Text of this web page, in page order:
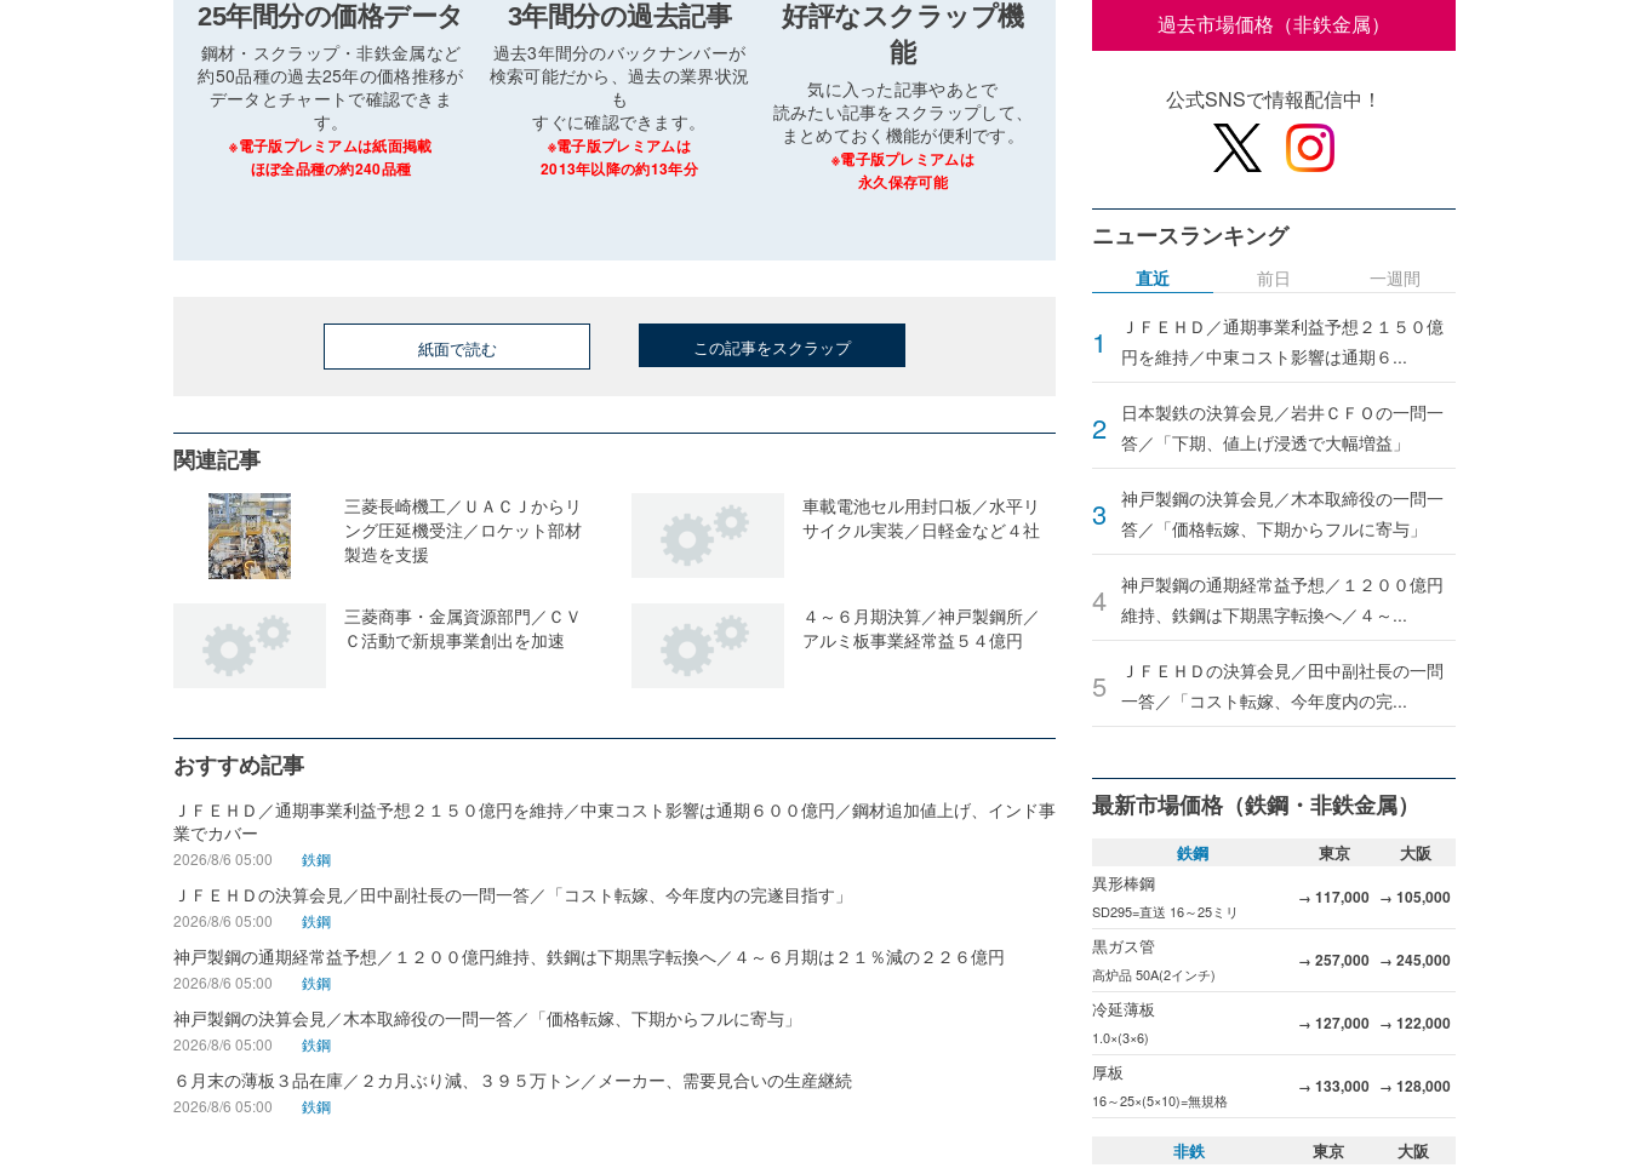
25年間分の価格データ
鋼材・スクラップ・非鉄金属など
約50品種の過去25年の価格推移が
データとチャートで確認できま
す。
※電子版プレミアムは紙面掲載
ほぼ全品種の約240品種
3年間分の過去記事
過去3年間分のバックナンバーが
検索可能だから、過去の業界状況
も
すぐに確認できます。
※電子版プレミアムは
2013年以降の約13年分
好評なスクラップ機
能
気に入った記事やあとで
読みたい記事をスクラップして、
まとめておく機能が便利です。
※電子版プレミアムは
永久保存可能
紙面で読む この記事をスクラップ
関連記事
三菱長崎機工／ＵＡＣＪからリ
ング圧延機受注／ロケット部材
製造を支援
車載電池セル用封口板／水平リ
サイクル実装／日軽金など４社
三菱商事・金属資源部門／ＣＶ
Ｃ活動で新規事業創出を加速
４～６月期決算／神戸製鋼所／
アルミ板事業経常益５４億円
おすすめ記事
ＪＦＥＨＤ／通期事業利益予想２１５０億円を維持／中東コスト影響は通期６００億円／鋼材追加値上げ、インド事
業でカバー
2026/8/6 05:00 鉄鋼
ＪＦＥＨＤの決算会見／田中副社長の一問一答／「コスト転嫁、今年度内の完遂目指す」
2026/8/6 05:00 鉄鋼
神戸製鋼の通期経常益予想／１２００億円維持、鉄鋼は下期黒字転換へ／４～６月期は２１％減の２２６億円
2026/8/6 05:00 鉄鋼
神戸製鋼の決算会見／木本取締役の一問一答／「価格転嫁、下期からフルに寄与」
2026/8/6 05:00 鉄鋼
６月末の薄板３品在庫／２カ月ぶり減、３９５万トン／メーカー、需要見合いの生産継続
2026/8/6 05:00 鉄鋼
過去市場価格（非鉄金属）
公式SNSで情報配信中！
ニュースランキング
直近
ＪＦＥＨＤ／通期事業利益予想２１５０億
円を維持／中東コスト影響は通期６...
日本製鉄の決算会見／岩井ＣＦＯの一問一
答／「下期、値上げ浸透で大幅増益」
神戸製鋼の決算会見／木本取締役の一問一
答／「価格転嫁、下期からフルに寄与」
神戸製鋼の通期経常益予想／１２００億円
維持、鉄鋼は下期黒字転換へ／４～...
ＪＦＥＨＤの決算会見／田中副社長の一問
一答／「コスト転嫁、今年度内の完...
前日 一週間
最新市場価格（鉄鋼・非鉄金属）
鉄鋼 東京
大阪
異形棒鋼
SD295=直送 16～25ミリ
→ 117,000 → 105,000
黒ガス管
高炉品 50A(2インチ)
→ 257,000 → 245,000
冷延薄板
1.0×(3×6)
→ 127,000 → 122,000
厚板
16～25×(5×10)=無規格
→ 133,000 → 128,000
非鉄 東京
大阪